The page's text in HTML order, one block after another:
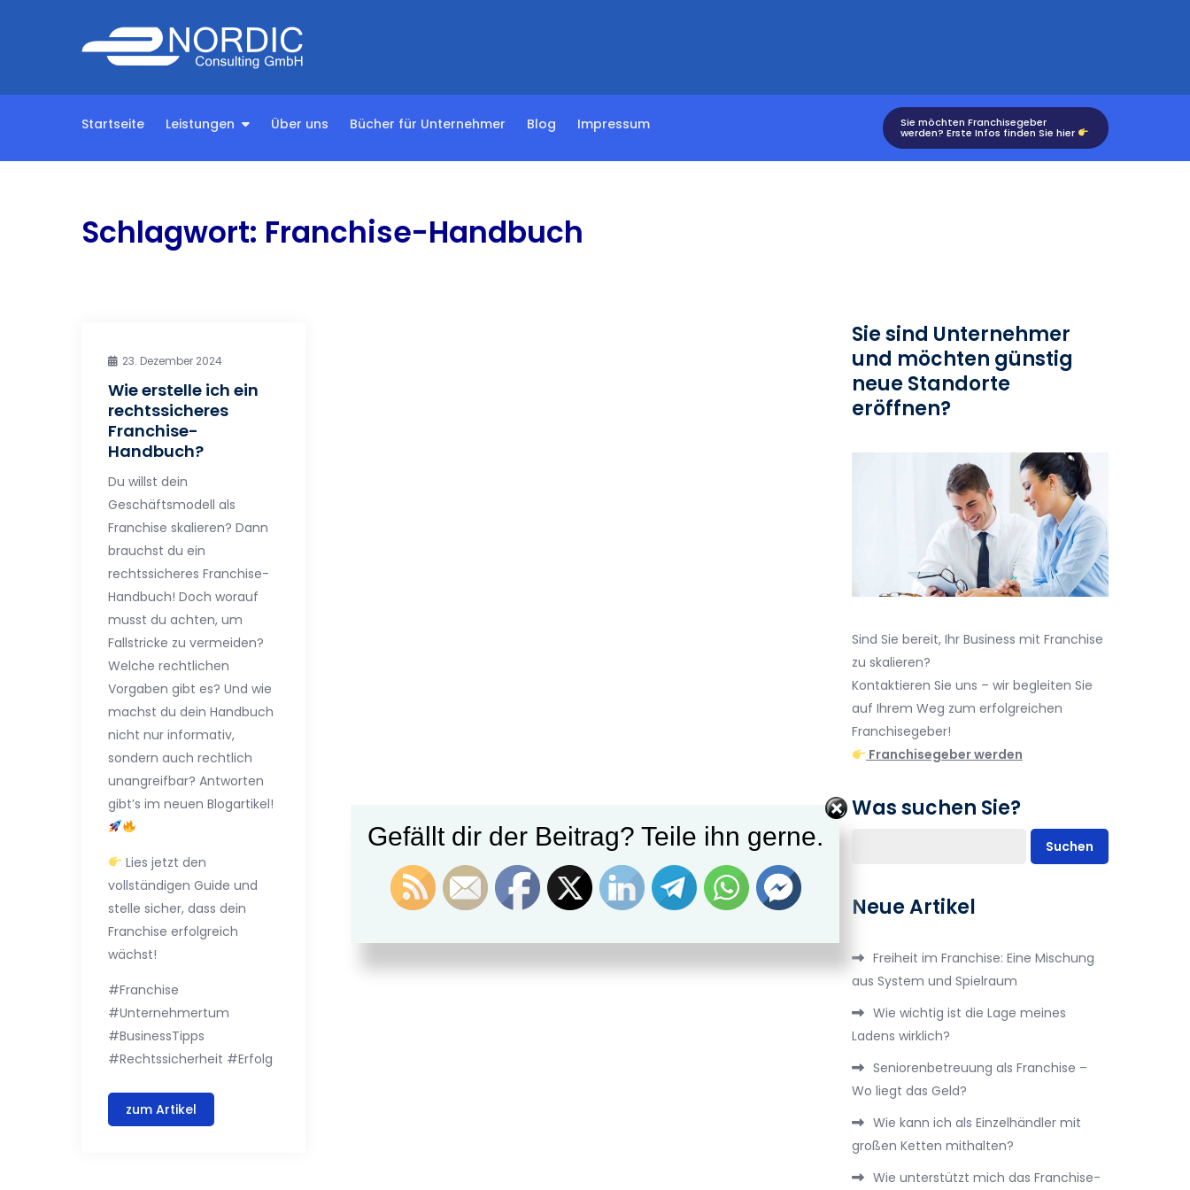
Startseite Leistungen Über uns Bücher für Unternehmer Blog Impressum Sie möchten Franchisegeber
werden? Erste Infos finden Sie hier
Schlagwort: Franchise-Handbuch
23. Dezember 2024
Wie erstelle ich ein
rechtssicheres
Franchise-
Handbuch?
Du willst dein
Geschäftsmodell als
Franchise skalieren? Dann
brauchst du ein
rechtssicheres Franchise-
Handbuch! Doch worauf
musst du achten, um
Fallstricke zu vermeiden?
Welche rechtlichen
Vorgaben gibt es? Und wie
machst du dein Handbuch
nicht nur informativ,
sondern auch rechtlich
unangreifbar? Antworten
gibt’s im neuen Blogartikel!
Lies jetzt den
vollständigen Guide und
stelle sicher, dass dein
Franchise erfolgreich
wächst!
#Franchise
#Unternehmertum
#BusinessTipps
#Rechtssicherheit #Erfolg
zum Artikel
Sie sind Unternehmer
und möchten günstig
neue Standorte
eröffnen?
Sind Sie bereit, Ihr Business mit Franchise
zu skalieren?
Kontaktieren Sie uns – wir begleiten Sie
auf Ihrem Weg zum erfolgreichen
Franchisegeber!
Franchisegeber werden
Was suchen Sie?
Suchen
Neue Artikel
Freiheit im Franchise: Eine Mischung
aus System und Spielraum
Wie wichtig ist die Lage meines
Ladens wirklich?
Seniorenbetreuung als Franchise –
Wo liegt das Geld?
Wie kann ich als Einzelhändler mit
großen Ketten mithalten?
Wie unterstützt mich das Franchise-
Gefällt dir der Beitrag? Teile ihn gerne.